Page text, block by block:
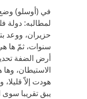
في (أوسلو)
لمطالبه: دولة
أرض الضفة
الاستيطان،
هودت إلاّ قليلا،
يبق تقريبا